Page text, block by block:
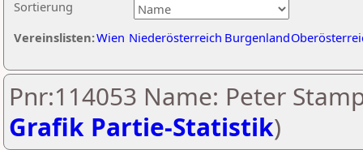
Sortierung
Vereinslisten:Wien Niederösterreich Burgenland
Pnr:114053 Name: Peter
Grafik Partie-Statistik)